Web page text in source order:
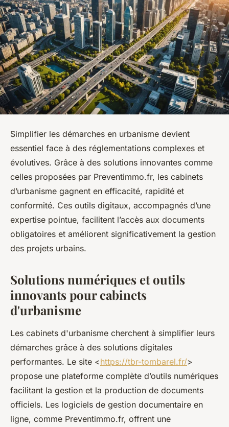
Simplifier les démarches en urbanisme devient
essentiel face à des réglementations complexes et
évolutives. Grâce à des solutions innovantes comme
celles proposées par Preventimmo.fr, les cabinets
d’urbanisme gagnent en efficacité, rapidité et
conformité. Ces outils digitaux, accompagnés d’une
expertise pointue, facilitent l’accès aux documents
obligatoires et améliorent significativement la gestion
des projets urbains.
Solutions numériques et outils
innovants pour cabinets
d'urbanisme
Les cabinets d'urbanisme cherchent à simplifier leurs
démarches grâce à des solutions digitales
performantes. Le site <https://tbr-tombarel.fr/>
propose une plateforme complète d’outils numériques
facilitant la gestion et la production de documents
officiels. Les logiciels de gestion documentaire en
ligne, comme Preventimmo.fr, offrent une